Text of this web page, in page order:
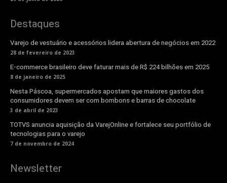
Destaques
Varejo de vestuário e acessórios lidera abertura de negócios em 2022
28 de fevereiro de 2023
E-commerce brasileiro deve faturar mais de R$ 224 bilhões em 2025
8 de janeiro de 2025
Nesta Páscoa, supermercados apostam que maiores gastos dos
consumidores devem ser com bombons e barras de chocolate
3 de abril de 2023
TOTVS anuncia aquisição da VarejOnline e fortalece seu portfólio de
tecnologias para o varejo
7 de novembro de 2024
Newsletter